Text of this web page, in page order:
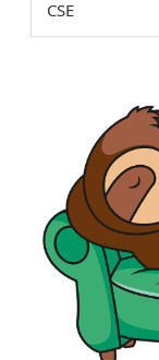
CSE